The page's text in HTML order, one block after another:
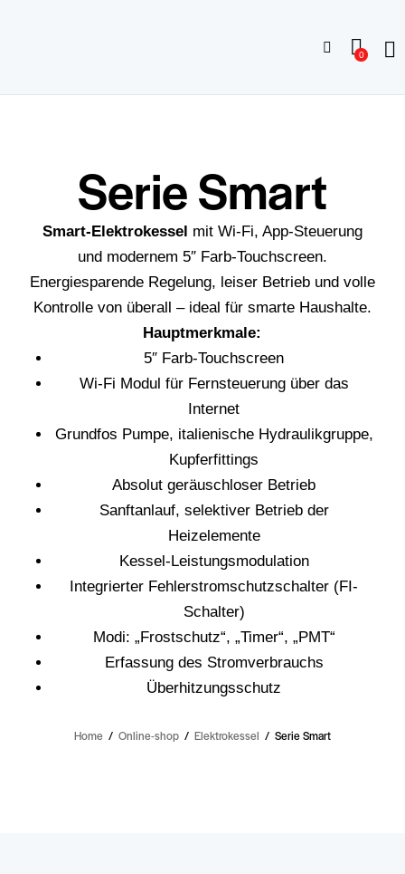
0
Serie Smart
Smart-Elektrokessel mit Wi-Fi, App-Steuerung
und modernem 5″ Farb-Touchscreen.
Energiesparende Regelung, leiser Betrieb und volle
Kontrolle von überall – ideal für smarte Haushalte.
Hauptmerkmale:
5″ Farb-Touchscreen
Wi-Fi Modul für Fernsteuerung über das
Internet
Grundfos Pumpe, italienische Hydraulikgruppe,
Kupferfittings
Absolut geräuschloser Betrieb
Sanftanlauf, selektiver Betrieb der
Heizelemente
Kessel-Leistungsmodulation
Integrierter Fehlerstromschutzschalter (FI-
Schalter)
Modi: „Frostschutz“, „Timer“, „PMT“
Erfassung des Stromverbrauchs
Überhitzungsschutz
Home Online-shop Elektrokessel Serie Smart